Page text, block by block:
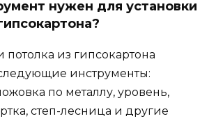
нужен для установки
потолка из гипсокартона
инструменты:
по металлу, уровень,
степ-лесница и другие